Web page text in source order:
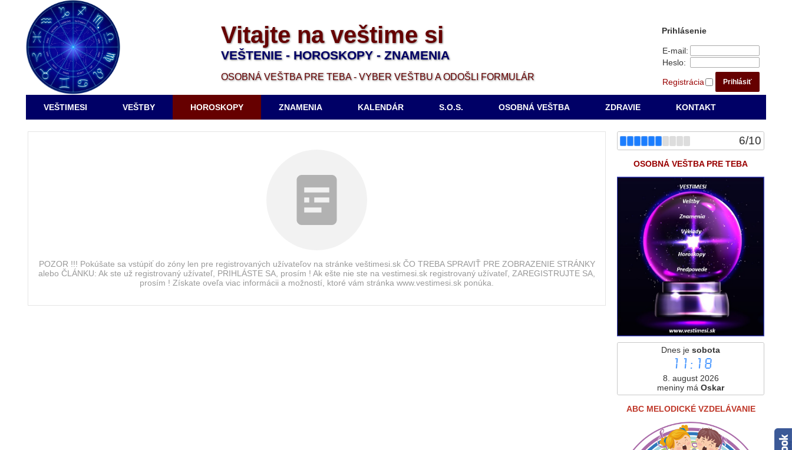
Prihlásenie
E-mail:
Heslo:
Registrácia Prihlásiť
Vitajte na veštime si
VEŠTENIE - HOROSKOPY - ZNAMENIA
OSOBNÁ VEŠTBA PRE TEBA - VYBER VEŠTBU A ODOŠLI FORMULÁR
VEŠTIMESI VEŠTBY HOROSKOPY ZNAMENIA KALENDÁR S.O.S. OSOBNÁ VEŠTBA ZDRAVIE KONTAKT
6/10
OSOBNÁ VEŠTBA PRE TEBA
Dnes je sobota
11:18
8. august 2026
meniny má Oskar
ABC MELODICKÉ VZDELÁVANIE
POZOR !!! Pokúšate sa vstúpiť do zóny len pre registrovaných užívateľov na stránke veštimesi.sk ČO TREBA SPRAVIŤ PRE ZOBRAZENIE STRÁNKY
alebo ČLÁNKU: Ak ste už registrovaný užívateľ, PRIHLÁSTE SA, prosím ! Ak ešte nie ste na vestimesi.sk registrovaný užívateľ, ZAREGISTRUJTE SA,
prosím ! Získate oveľa viac informácii a možností, ktoré vám stránka www.vestimesi.sk ponúka.